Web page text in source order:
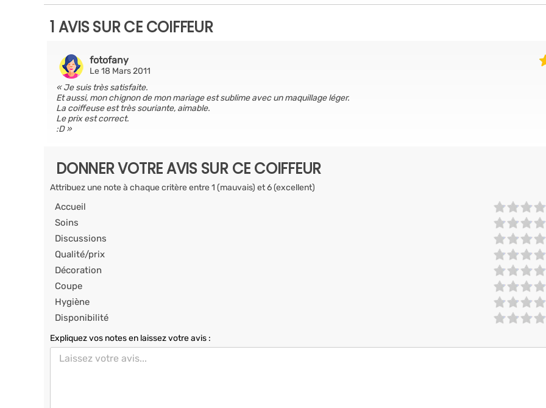
1 AVIS SUR CE COIFFEUR
fotofany
Le 18 Mars 2011
Je suis très satisfaite.
Et aussi, mon chignon de mon mariage est sublime avec un maquillage léger.
La coiffeuse est très souriante, aimable.
Le prix est correct.
:D
DONNER VOTRE AVIS SUR CE COIFFEUR
Attribuez une note à chaque critère entre 1 (mauvais) et 6 (excellent)
Accueil
Soins
Discussions
Qualité/prix
Décoration
Coupe
Hygiène
Disponibilité
Expliquez vos notes en laissez votre avis :